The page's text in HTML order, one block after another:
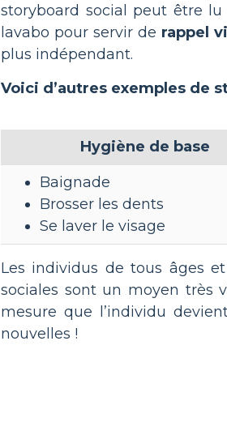
storyboard social peut être
lavabo pour servir de rappel
plus indépendant.
Voici d’autres exemples de
Hygiène de base
Baignade
Brosser les dents
Se laver le visage
Les individus de tous âges
sociales sont un moyen très
mesure que l’individu
nouvelles !